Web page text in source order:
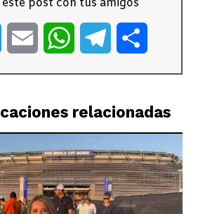
post con tus amigos
Twitter Email WhatsAppTelegram
relacionadas